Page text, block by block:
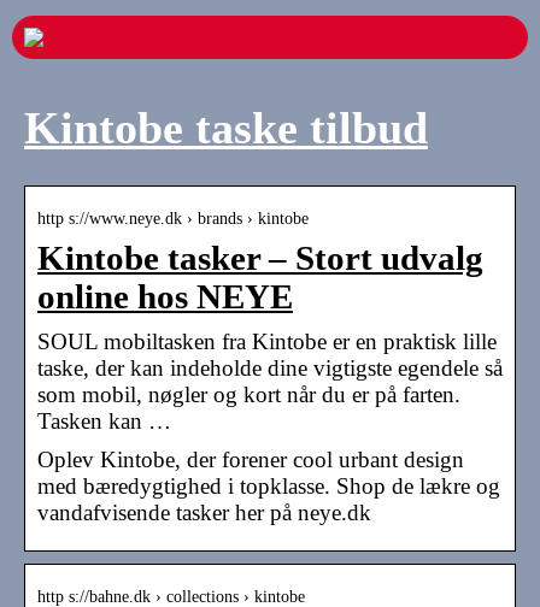
Kintobe taske tilbud
http s://www.neye.dk › brands › kintobe
Kintobe tasker – Stort udvalg
online hos NEYE
SOUL mobiltasken fra Kintobe er en praktisk lille
taske, der kan indeholde dine vigtigste egendele så
som mobil, nøgler og kort når du er på farten.
Tasken kan …
Oplev Kintobe, der forener cool urbant design
med bæredygtighed i topklasse. Shop de lækre og
vandafvisende tasker her på neye.dk
http s://bahne.dk › collections › kintobe